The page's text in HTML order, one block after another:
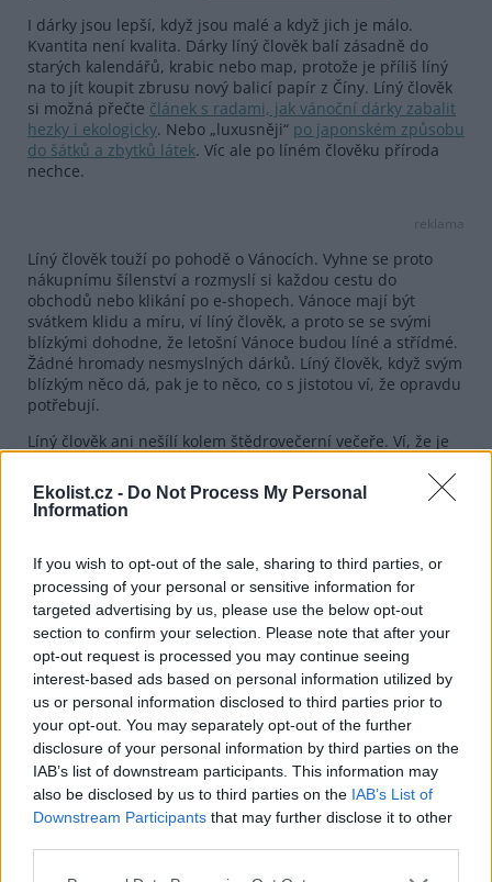
Ekolist.cz - Do Not Process My Personal
Information
If you wish to opt-out of the sale, sharing to third parties, or
processing of your personal or sensitive information for
targeted advertising by us, please use the below opt-out
section to confirm your selection. Please note that after your
opt-out request is processed you may continue seeing
interest-based ads based on personal information utilized by
us or personal information disclosed to third parties prior to
your opt-out. You may separately opt-out of the further
disclosure of your personal information by third parties on the
IAB’s list of downstream participants. This information may
also be disclosed by us to third parties on the IAB’s List of
Downstream Participants that may further disclose it to other
I dárky jsou lepší, když jsou malé a když jich je málo.
Kvantita není kvalita. Dárky líný člověk balí zásadně do
starých kalendářů, krabic nebo map, protože je příliš líný
na to jít koupit zbrusu nový balicí papír z Číny. Líný člověk
si možná přečte článek s radami, jak vánoční dárky zabalit
hezky i ekologicky. Nebo „luxusněji“ po japonském způsobu
do šátků a zbytků látek. Víc ale po líném člověku příroda
nechce.
reklama
Líný člověk touží po pohodě o Vánocích. Vyhne se proto
nákupnímu šílenství a rozmyslí si každou cestu do
obchodů nebo klikání po e-shopech. Vánoce mají být
svátkem klidu a míru, ví líný člověk, a proto se se svými
blízkými dohodne, že letošní Vánoce budou líné a střídmé.
Žádné hromady nesmyslných dárků. Líný člověk, když svým
blízkým něco dá, pak je to něco, co s jistotou ví, že opravdu
potřebují.
Líný člověk ani nešílí kolem štědrovečerní večeře. Ví, že je
vánoční žranice je líný.
Líný člověk ušetřený čas tráví se svými blízkými, s rodinou,
neodběhli koupit ještě další dárek, protože jim operátor
poslal slevový kupon. Líný člověk je líný podporovat
konzum. Jde mu o klid, mír a přírodu.